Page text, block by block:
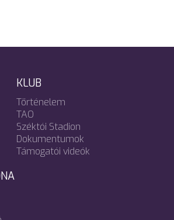
KLUB
Történelem
TAO
Széktói Stadion
Dokumentumok
Támogatói videók